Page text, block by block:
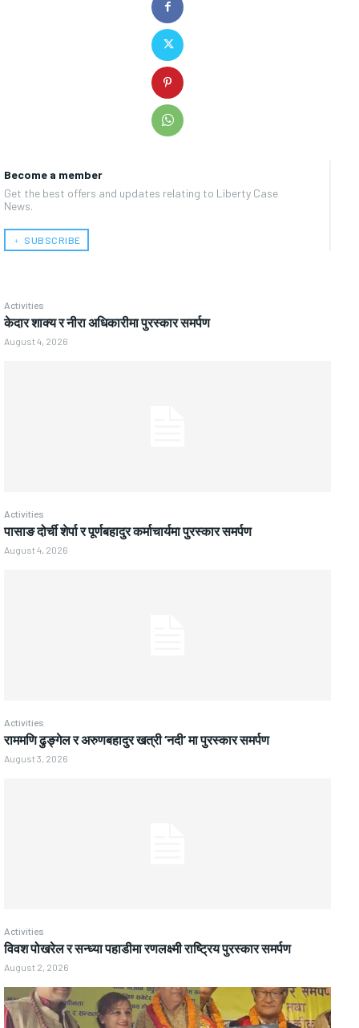
Become a member
Get the best offers and updates relating to Liberty Case
News.
﹢ SUBSCRIBE
Activities
केदार शाक्य र नीरा अधिकारीमा पुरस्कार समर्पण
August 4, 2026
Activities
पासाङ दोर्ची शेर्पा र पूर्णबहादुर कर्माचार्यमा पुरस्कार समर्पण
August 4, 2026
Activities
राममणि ढुङ्गेल र अरुणबहादुर खत्री ‘नदी’ मा पुरस्कार समर्पण
August 3, 2026
Activities
विवश पोखरेल र सन्ध्या पहाडीमा रणलक्ष्मी राष्ट्रिय पुरस्कार समर्पण
August 2, 2026